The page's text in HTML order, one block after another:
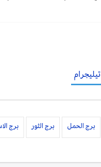
تيليجرام
برج الحمل برج الثور برج